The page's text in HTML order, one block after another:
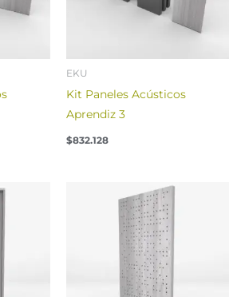
EKU
Kit Paneles Acústicos
Aprendiz 3
$832.128